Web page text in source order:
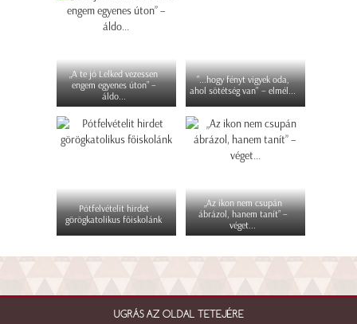
„A te jó Lelked vezessen
engem egyenes úton” –
áldo...
"...hogy fényt vigyek oda,
ahol sötétség van" – elmél...
Pótfelvételit hirdet
görögkatolikus főiskolánk
„Az ikon nem csupán
ábrázol, hanem tanít” –
véget...
UGRÁS AZ OLDAL TETEJÉRE